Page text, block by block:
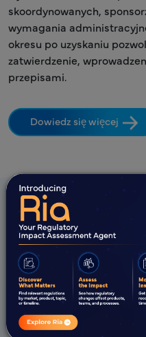
skoordynowanych,
wymagania
okresu po uzyskaniu
zatwierdzenie,
przepisami.
Dowiedz się więcej
Oferta Freyr
Strategiczne doradztwo
Strategiczny rozwój
europejskim
Regulacyjna mapa